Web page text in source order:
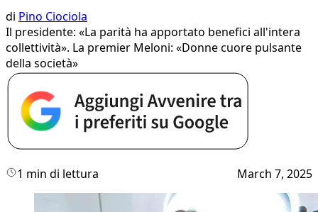
di Pino Ciociola
Il presidente: «La parità ha apportato benefici all'intera
collettività». La premier Meloni: «Donne cuore pulsante
della società»
1 min di lettura March 7, 2025